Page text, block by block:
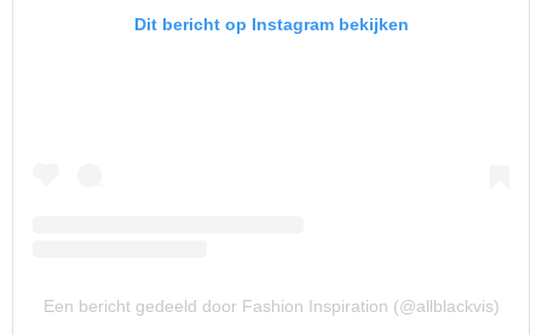
Dit bericht op Instagram bekijken
Een bericht gedeeld door Fashion Inspiration (@allblackvis)